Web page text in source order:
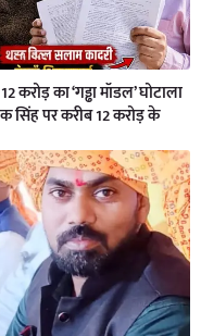
का ‘गड्ढा मॉडल’ घोटाला
सिंह पर करीब 12 करोड़ के